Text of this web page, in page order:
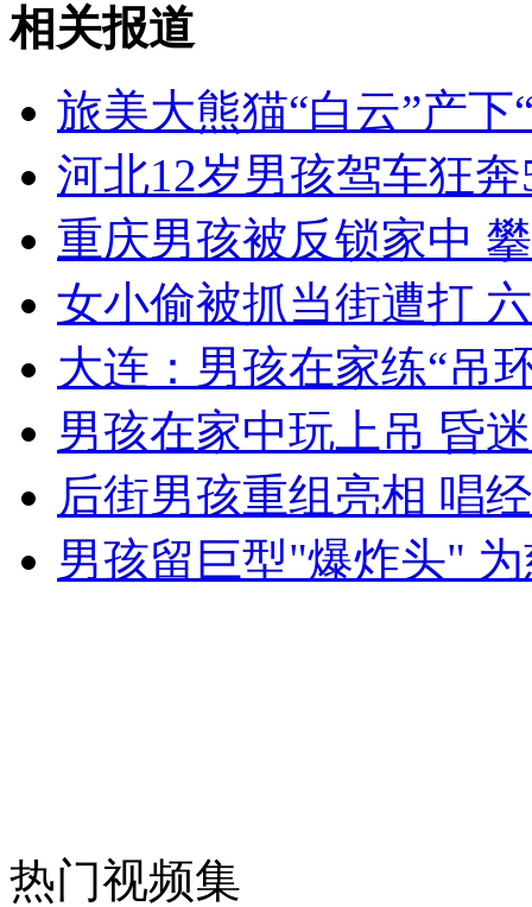
无痛分娩是否安全 医生回应
外交部：反对强权政治霸凌主义
安徽一实载49人客车翻车
消防员救轻生者 花炮节热闹非凡 减压"枕头大战"
相关报道
旅美大熊猫“白云”产下
河北12岁男孩驾车狂
重庆男孩被反锁家中
女小偷被抓当街遭打
大连：男孩在家练“吊
男孩在家中玩上吊 昏
后街男孩重组亮相 唱
男孩留巨型"爆炸头"
热门视频集